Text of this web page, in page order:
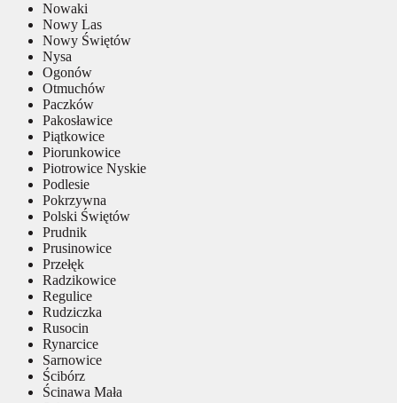
Nowaki
Nowy Las
Nowy Świętów
Nysa
Ogonów
Otmuchów
Paczków
Pakosławice
Piątkowice
Piorunkowice
Piotrowice Nyskie
Podlesie
Pokrzywna
Polski Świętów
Prudnik
Prusinowice
Przełęk
Radzikowice
Regulice
Rudziczka
Rusocin
Rynarcice
Sarnowice
Ścibórz
Ścinawa Mała